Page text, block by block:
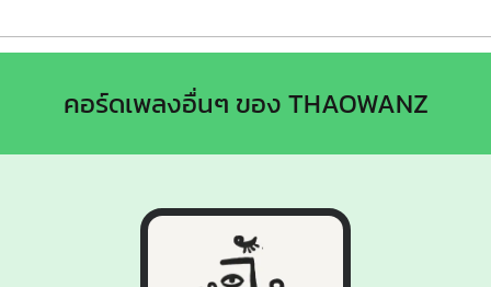
คอร์ดเพลงอื่นๆ ของ THAOWANZ